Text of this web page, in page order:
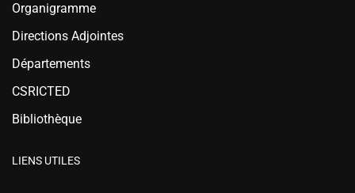
Organigramme
Directions Adjointes
Départements
CSRICTED
Bibliothèque
LIENS UTILES